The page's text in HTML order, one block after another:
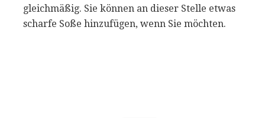
gleichmäßig. Sie können an dieser Stelle etwas
scharfe Soße hinzufügen, wenn Sie möchten.